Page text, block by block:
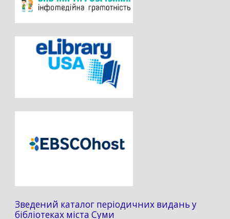
Зведений каталог періодичних видань у
бібліотеках міста Суми